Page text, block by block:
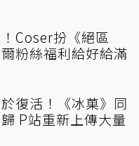
Coser扮《絕區
粉絲福利給好給滿
復活！《冰菓》同
P站重新上傳大量